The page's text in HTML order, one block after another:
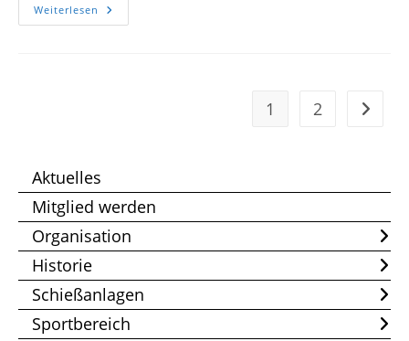
Weiterlesen Start
Des
1 2 Zur
Aktuelles
Mitglied werden
Organisation
Historie
Schießanlagen
Sportbereich